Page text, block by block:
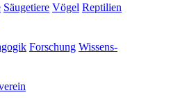
Säugetiere Vögel Reptilien
Forschung Wissens-